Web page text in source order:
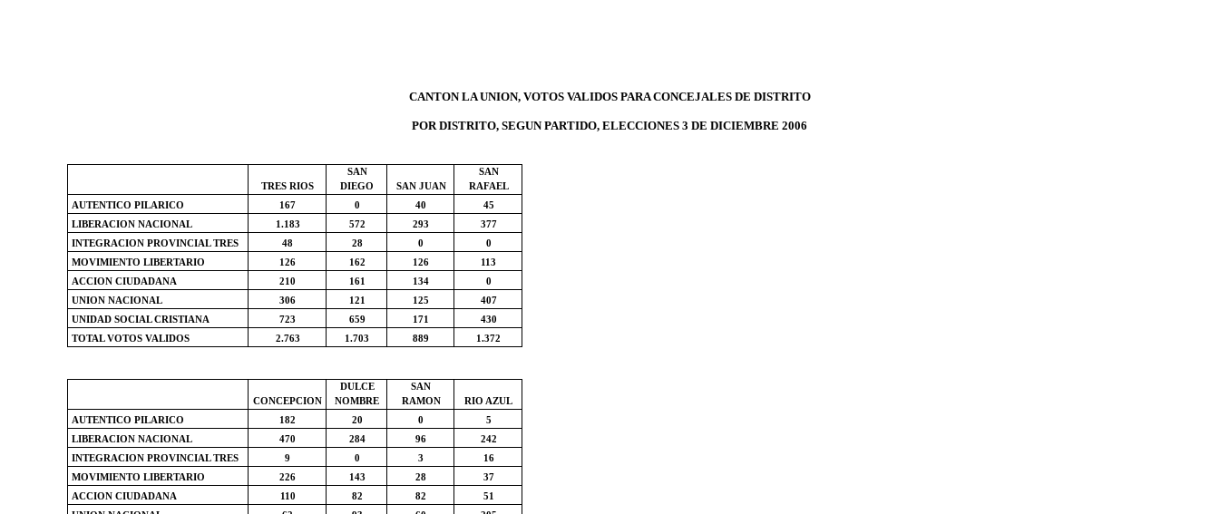
CANTON LA UNION, VOTOS VALIDOS PARA CONCEJALES DE DISTRITO
POR DISTRITO, SEGUN PARTIDO, ELECCIONES 3 DE DICIEMBRE 2006
TRES RIOS
SAN
DIEGO
SAN JUAN
SAN
RAFAEL
AUTENTICO PILARICO
167 0 40
45
LIBERACION NACIONAL
1.183 572 293
377
INTEGRACION PROVINCIAL TRES
48 28 0
0
MOVIMIENTO LIBERTARIO
126 162 126
113
ACCION CIUDADANA
210 161 134
0
UNION NACIONAL
306 121 125
407
UNIDAD SOCIAL CRISTIANA
723 659 171
430
TOTAL VOTOS VALIDOS
2.763 1.703 889 1.372
CONCEPCION
DULCE
NOMBRE
SAN
RAMON
RIO AZUL
AUTENTICO PILARICO
182 20 0
5
LIBERACION NACIONAL
470 284 96
242
INTEGRACION PROVINCIAL TRES
9 0 3
16
MOVIMIENTO LIBERTARIO
226 143 28
37
ACCION CIUDADANA
110 82 82
51